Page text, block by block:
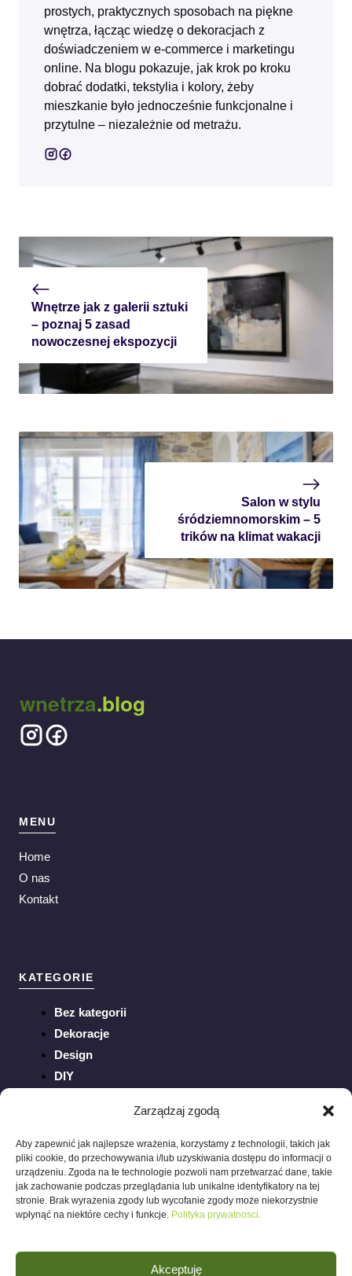
Zarządzaj zgodą
Aby zapewnić jak najlepsze wrażenia, korzystamy z technologii, takich jak
pliki cookie, do przechowywania i/lub uzyskiwania dostępu do informacji o
urządzeniu. Zgoda na te technologie pozwoli nam przetwarzać dane, takie
jak zachowanie podczas przeglądania lub unikalne identyfikatory na tej
stronie. Brak wyrażenia zgody lub wycofanie zgody może niekorzystnie
wpłynąć na niektóre cechy i funkcje. Polityka prywatnosci.
Akceptuję
prostych, praktycznych sposobach na piękne
wnętrza, łącząc wiedzę o dekoracjach z
doświadczeniem w e‑commerce i marketingu
online. Na blogu pokazuje, jak krok po kroku
dobrać dodatki, tekstylia i kolory, żeby
mieszkanie było jednocześnie funkcjonalne i
przytulne – niezależnie od metrażu.
Wnętrze jak z galerii sztuki
– poznaj 5 zasad
nowoczesnej ekspozycji
Salon w stylu
śródziemnomorskim – 5
trików na klimat wakacji
wnetrza.blog
MENU
Home
O nas
Kontakt
KATEGORIE
Bez kategorii
Dekoracje
Design
DIY
Porady
Sztuka
Trendy
Wnętrza